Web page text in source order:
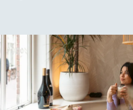
g